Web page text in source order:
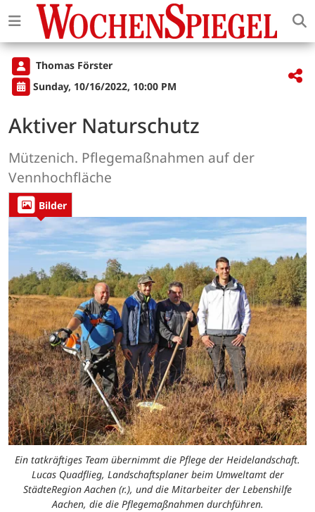
Thomas Förster
Sunday, 10/16/2022, 10:00 PM
Aktiver Naturschutz
Mützenich. Pflegemaßnahmen auf der
Vennhochfläche
Bilder
Ein tatkräftiges Team übernimmt die Pflege der Heidelandschaft.
Lucas Quadflieg, Landschaftsplaner beim Umweltamt der
StädteRegion Aachen (r.), und die Mitarbeiter der Lebenshilfe
Aachen, die die Pflegemaßnahmen durchführen.